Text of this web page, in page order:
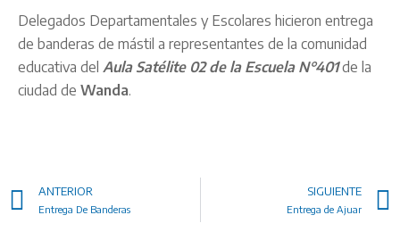
Delegados Departamentales y Escolares hicieron entrega
de banderas de mástil a representantes de la comunidad
educativa del Aula Satélite 02 de la Escuela N°401 de la
ciudad de Wanda.
ANTERIOR
Entrega De Banderas
SIGUIENTE
Entrega de Ajuar